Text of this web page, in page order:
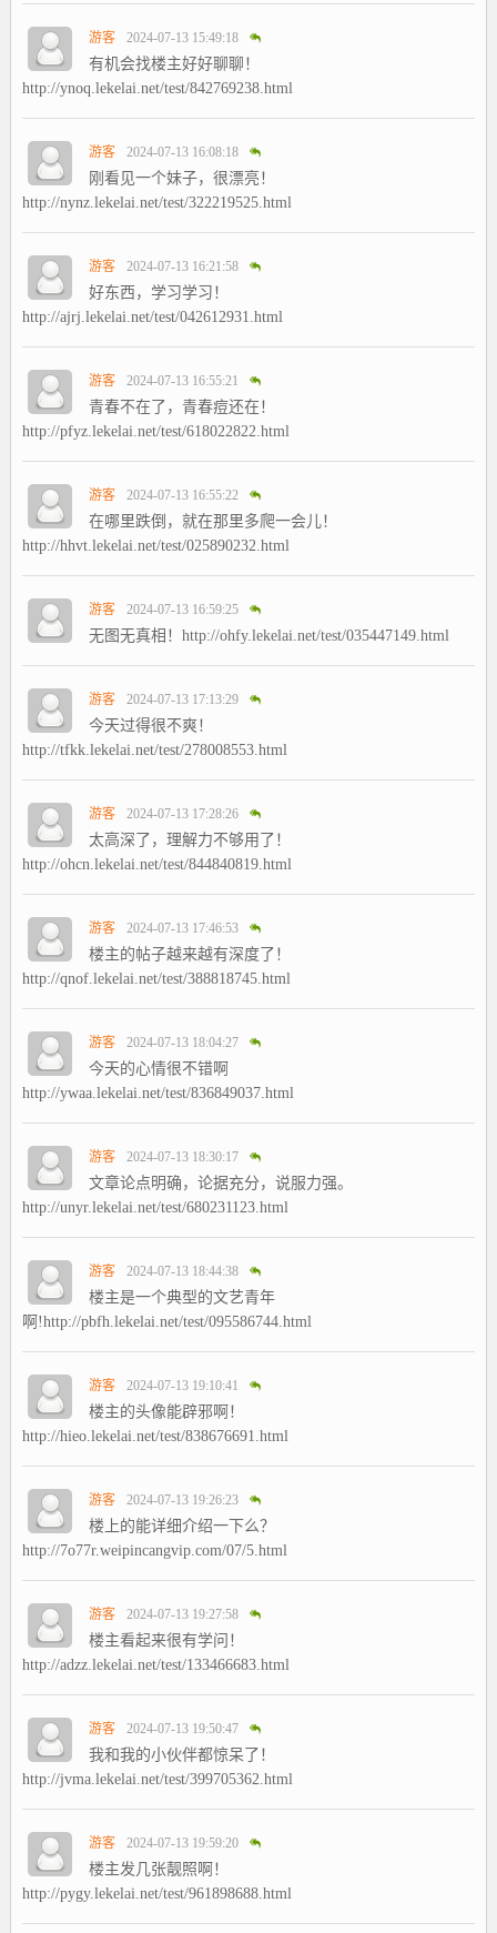
游客 2024-07-13 15:49:18
有机会找楼主好好聊聊！
http://ynoq.lekelai.net/test/842769238.html
游客 2024-07-13 16:08:18
刚看见一个妹子，很漂亮！
http://nynz.lekelai.net/test/322219525.html
游客 2024-07-13 16:21:58
好东西，学习学习！
http://ajrj.lekelai.net/test/042612931.html
游客 2024-07-13 16:55:21
青春不在了，青春痘还在！
http://pfyz.lekelai.net/test/618022822.html
游客 2024-07-13 16:55:22
在哪里跌倒，就在那里多爬一会儿！
http://hhvt.lekelai.net/test/025890232.html
游客 2024-07-13 16:59:25
无图无真相！http://ohfy.lekelai.net/test/035447149.html
游客 2024-07-13 17:13:29
今天过得很不爽！
http://tfkk.lekelai.net/test/278008553.html
游客 2024-07-13 17:28:26
太高深了，理解力不够用了！
http://ohcn.lekelai.net/test/844840819.html
游客 2024-07-13 17:46:53
楼主的帖子越来越有深度了！
http://qnof.lekelai.net/test/388818745.html
游客 2024-07-13 18:04:27
今天的心情很不错啊
http://ywaa.lekelai.net/test/836849037.html
游客 2024-07-13 18:30:17
文章论点明确，论据充分，说服力强。
http://unyr.lekelai.net/test/680231123.html
游客 2024-07-13 18:44:38
楼主是一个典型的文艺青年
啊!http://pbfh.lekelai.net/test/095586744.html
游客 2024-07-13 19:10:41
楼主的头像能辟邪啊！
http://hieo.lekelai.net/test/838676691.html
游客 2024-07-13 19:26:23
楼上的能详细介绍一下么？
http://7o77r.weipincangvip.com/07/5.html
游客 2024-07-13 19:27:58
楼主看起来很有学问！
http://adzz.lekelai.net/test/133466683.html
游客 2024-07-13 19:50:47
我和我的小伙伴都惊呆了！
http://jvma.lekelai.net/test/399705362.html
游客 2024-07-13 19:59:20
楼主发几张靓照啊！
http://pygy.lekelai.net/test/961898688.html